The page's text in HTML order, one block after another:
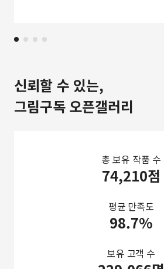
신뢰할 수 있는,
그림구독 오픈갤러리
총 보유 작품 수
74,210점
평균 만족도
98.7%
보유 고객 수